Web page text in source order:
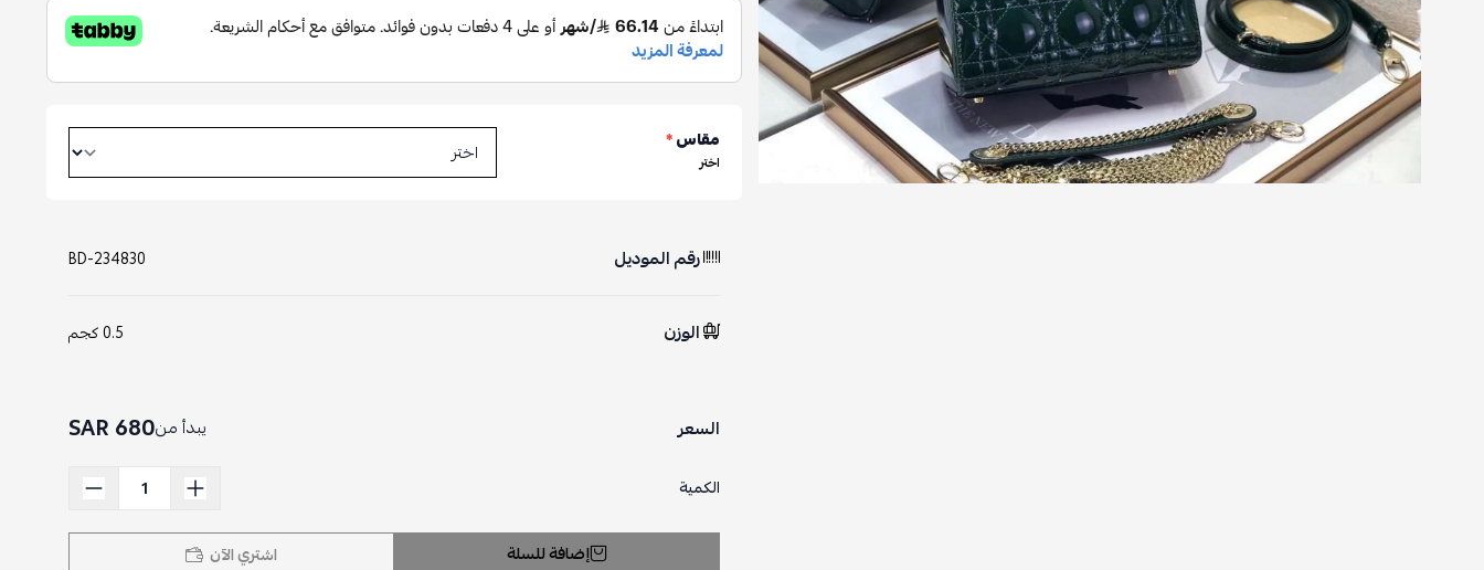
مقاس*
اختر
رقم الموديل BD-234830
الوزن 0.5 كجم
السعر يبدأ من680 SAR
الكمية
إضافة للسلة اشتري الآن